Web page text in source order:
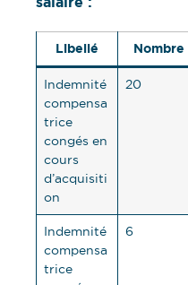
Libellé Nombre
Indemnité
compensa
trice
congés en
cours
d’acquisiti
on
20
Indemnité
compensa
trice
6